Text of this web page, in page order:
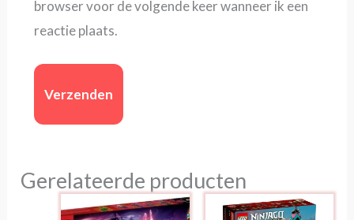
browser voor de volgende keer wanneer ik een
reactie plaats.
Gerelateerde producten